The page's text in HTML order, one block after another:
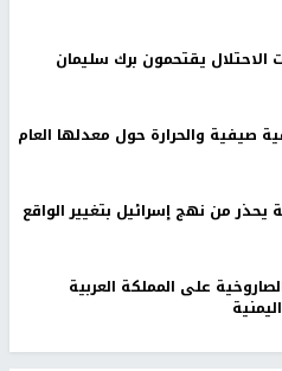
يقتحمون برك سليمان
صيفية والحرارة حول معدلها العام
يحذر من نهج إسرائيل بتغيير الواقع
على المملكة العربية